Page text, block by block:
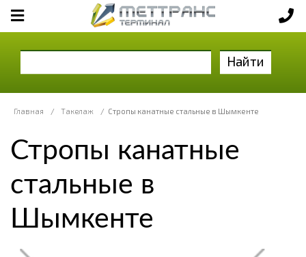
Найти
Главная / Такелаж / Стропы канатные стальные в Шымкенте
Стропы канатные
стальные в
Шымкенте